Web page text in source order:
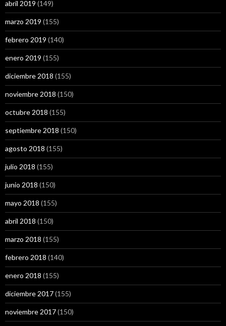
abril 2019 (149)
marzo 2019 (155)
febrero 2019 (140)
enero 2019 (155)
diciembre 2018 (155)
noviembre 2018 (150)
octubre 2018 (155)
septiembre 2018 (150)
agosto 2018 (155)
julio 2018 (155)
junio 2018 (150)
mayo 2018 (155)
abril 2018 (150)
marzo 2018 (155)
febrero 2018 (140)
enero 2018 (155)
diciembre 2017(155)
noviembre 2017(150)